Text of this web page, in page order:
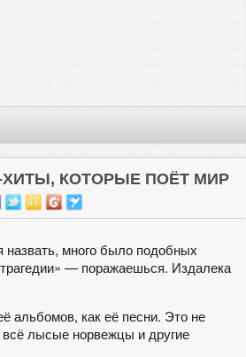
КОТОРЫЕ ПОЁТ МИР
назвать, много было подобных
— поражаешься. Издалека
альбомов, как её песни. Это не
лысые норвежцы и другие